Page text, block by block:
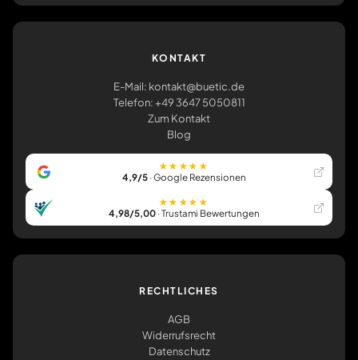
KONTAKT
E-Mail: kontakt@buetic.de
Telefon: +49 3647 5050811
Zum Kontakt
Blog
★★★★★
4,9/5· Google Rezensionen
★★★★★
4,98/5,00· Trustami Bewertungen
RECHTLICHES
AGB
Widerrufsrecht
Datenschutz